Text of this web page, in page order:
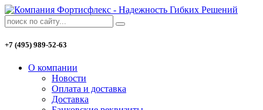
+7 (495) 989-52-63
О компании
Новости
Оплата и доставка
Доставка